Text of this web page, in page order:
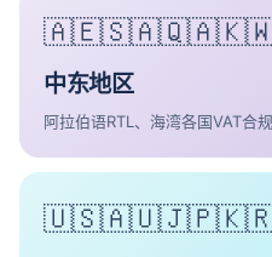
中东地区
阿拉伯语RTL、海湾各国VAT合规